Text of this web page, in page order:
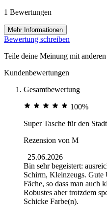
1 Bewertungen
Mehr Informationen
Bewertung schreiben
Teile deine Meinung mit
Kundenbewertungen
Gesamtbewertung
100%
Super Tasche für den
Rezension von M
25.06.2026
Bin sehr begeistert:
Schirm, Kleinzeugs. Gute
Fäche, so dass man auch
Robustes aber trotzdem
Schicke Farbe(n).